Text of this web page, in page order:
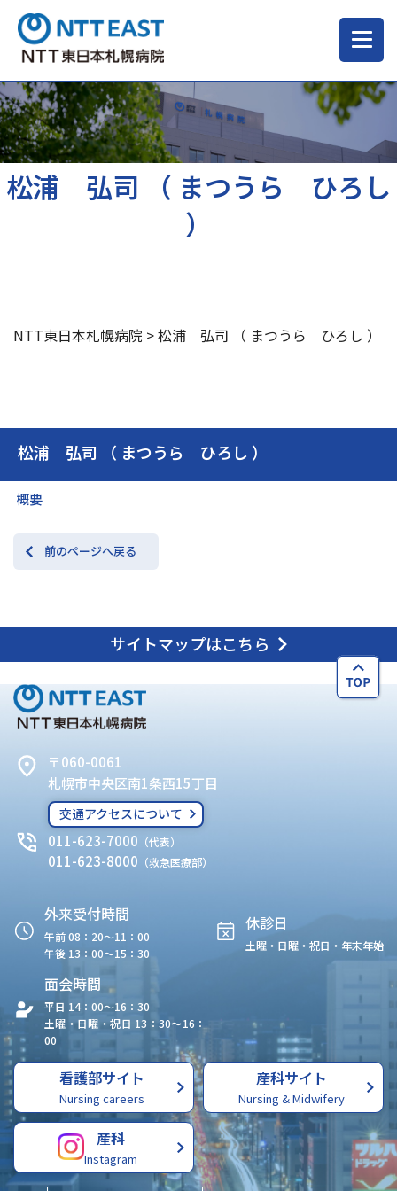
当院について
ご来院される方へ
交通アクセス お問い合わせ
松浦 弘司 （ まつうら ひろし ）
概要
前のページへ戻る
松浦 弘司 （ まつうら ひろし
）
NTT東日本札幌病院 >松浦 弘司 （ まつうら ひろし ）
サイトマップはこちら
〒060-0061
札幌市中央区南1条西15丁目
交通アクセスについて
011-623-7000 （代表）
011-623-8000 （救急医療部）
外来受付時間
午前 08：20〜11：00
午後 13：00〜15：30
休診日
土曜・日曜・祝日・年末年始
面会時間
平日 14：00〜16：30
土曜・日曜・祝日 13：30〜16：
00
看護部サイト
Nursing careers
産科サイト
Nursing & Midwifery
産科
Instagram